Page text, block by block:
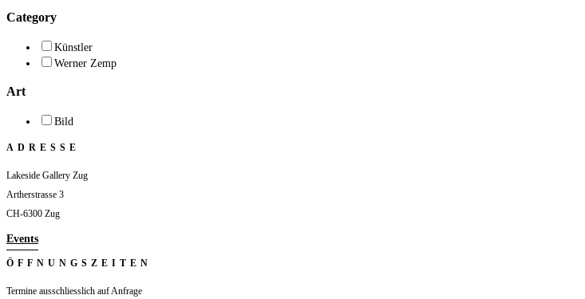
Category
Künstler
Werner Zemp
Art
Bild
ADRESSE
Lakeside Gallery Zug
Artherstrasse 3
CH-6300 Zug
Events
ÖFFNUNGSZEITEN
Termine ausschliesslich auf Anfrage